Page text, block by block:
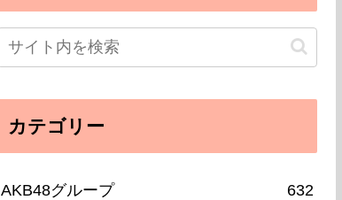
カテゴリー
AKB48グループ 632